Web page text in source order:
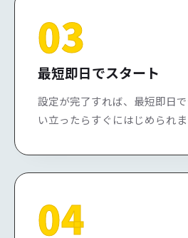
03
最短即日でスタート
設定が完了すれば、最短即日
い立ったらすぐにはじめられま
04